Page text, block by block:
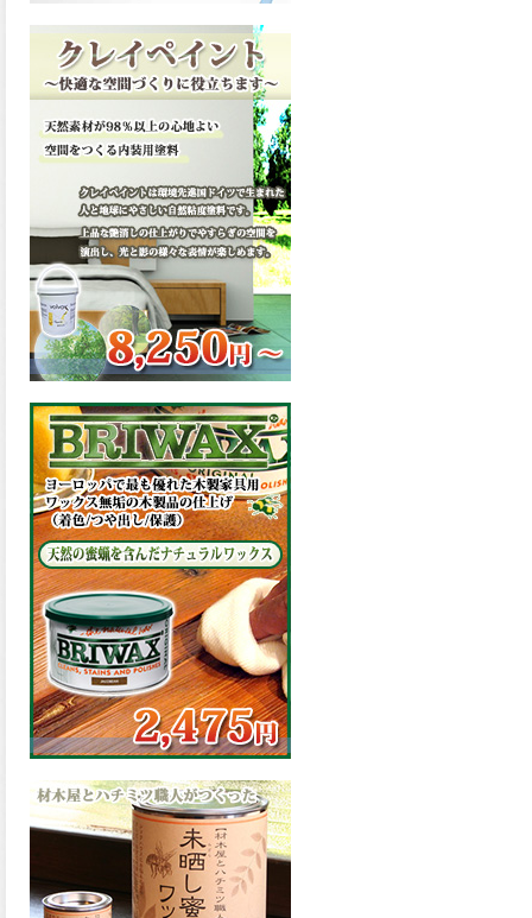
2026.03.13
滑らかな塗膜は従来の屋根用
塗料と比べ、滑らかな塗膜表
面を形成し、光沢が高く、抜
群の仕上がり性を提供、一液
プレミアムルーフシリコンが
新しく販売開始致しました。
ご購入はこちらから。
2026.03.12
無機顔料の表面を高緻密ダブ
ルシールド層でガードするこ
とにより、ラジカルの発生を
抑制、エスケープレミアムル
ーフSiが新しく販売開始致し
ました。ご購入はこちらか
ら。
2026.03.11
緻密で強靭な無機系塗膜と、
汚れを降雨で洗い流す親水性
の表面効果により優れた低汚
染性を発揮、エスケープレミ
アム無機ルーフが新しく販売
開始致しました。ご購入はこ
ちらから。
2026.03.09
ハケ塗りでの伸びが良く作業
性と仕上がりに優れた合成樹
脂調合ペイント、SDホルスF4
が新しく販売開始致しまし
た。ご購入はこちらから。
2026.03.06
ファインウレタンの使いやす
さで、低汚染形。塗料用シン
ナーで希釈できる、使いやす
さを追求したウレタン樹脂エ
ナメル、低汚染形ファインウ